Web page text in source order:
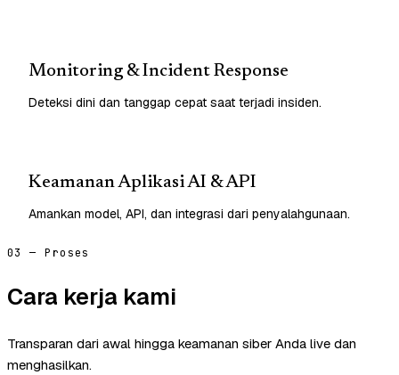
Monitoring & Incident Response
Deteksi dini dan tanggap cepat saat terjadi insiden.
Keamanan Aplikasi AI & API
Amankan model, API, dan integrasi dari penyalahgunaan.
03 — Proses
Cara kerja kami
Transparan dari awal hingga keamanan siber Anda live dan
menghasilkan.